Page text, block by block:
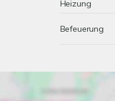
Heizung
Befeuerung